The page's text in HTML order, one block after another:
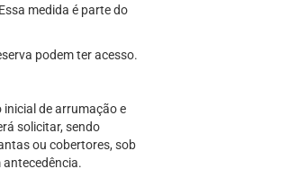
medida é parte do
podem ter acesso.
inicial de arrumação e
solicitar, sendo
ou cobertores, sob